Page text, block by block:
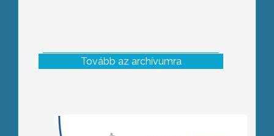
Tovább az archívumra